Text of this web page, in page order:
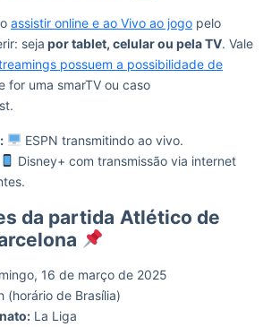
assistir online e ao Vivo ao jogo pelo
seja por tablet, celular ou pela TV. Vale
possuem a possibilidade de
for uma smarTV ou caso
ESPN transmitindo ao vivo.
Disney+ com transmissão via internet
da partida Atlético de
16 de março de 2025
(horário de Brasília)
La Liga